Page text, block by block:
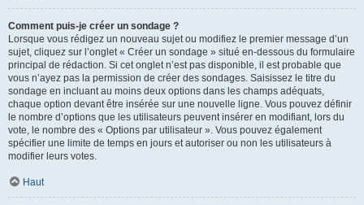
Comment puis-je créer un sondage ?
Lorsque vous rédigez un nouveau sujet ou modifiez le premier message d’un
sujet, cliquez sur l’onglet « Créer un sondage » situé en-dessous du formulaire
principal de rédaction. Si cet onglet n’est pas disponible, il est probable que
vous n’ayez pas la permission de créer des sondages. Saisissez le titre du
sondage en incluant au moins deux options dans les champs adéquats,
chaque option devant être insérée sur une nouvelle ligne. Vous pouvez définir
le nombre d’options que les utilisateurs peuvent insérer en modifiant, lors du
vote, le nombre des « Options par utilisateur ». Vous pouvez également
spécifier une limite de temps en jours et autoriser ou non les utilisateurs à
modifier leurs votes.
Haut